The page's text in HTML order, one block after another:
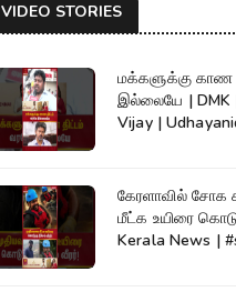
VIDEO STORIES
மக்களுக்கு காண
இல்லையே | DMK | MK Stalin | CM
Vijay |
கேரளாவில் சோக
மீட்க உயிரை
Kerala News |